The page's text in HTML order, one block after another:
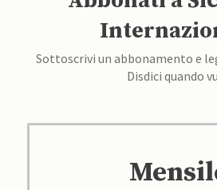
Sottoscrivi un abbonamento e
Disdici quando